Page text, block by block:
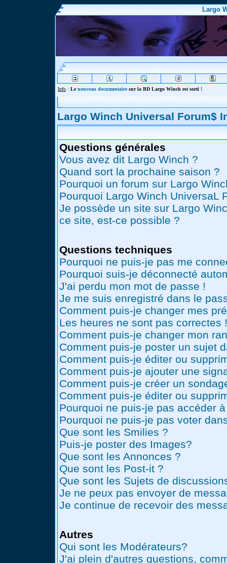
Largo
Info : Lenouveau documentairesur la BD Largo Winch est sorti !
Largo Winch Universal Forum$
Questions générales
Vous avez dit Largo Winch ?
Quand sort la prochaine saison ?
Pourquoi un forum sur Largo
Pourquoi Largo Winch UniversaL
Je possède un site sur Largo
ce site, est-ce possible ?
Questions techniques
Pourquoi ne puis-je pas me
Pourquoi suis-je déconnecté
J'ai perdu mon mot de passe !
Je me suis enregistré dans le
Comment puis-je changer mes
Les heures ne sont pas correctes !
Comment puis-je changer mon
Comment puis-je poster un sujet
Comment puis-je éditer ou
Comment puis-je ajouter une
Comment puis-je créer un
Comment puis-je éditer ou
Pourquoi ne puis-je pas accéder
Pourquoi ne puis-je pas voter
Que sont les Smilies ?
Puis-je poster des Images?
Que sont les Annonces ?
Que sont les Post-it ?
Que sont les Sujets de
Je ne peux pas envoyer de
Je continue de recevoir des
Autres
Qui sont les Modérateurs?
J'ai plein d'autres questions,